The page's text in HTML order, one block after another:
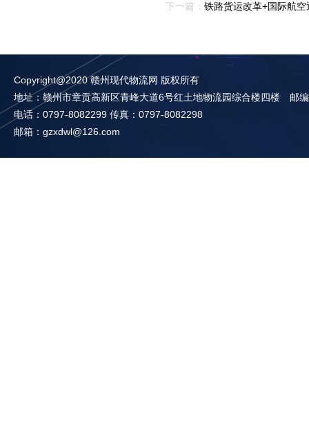
下一篇： 铁路货运改革+国际航
Copyright@2020 赣州现代物流网 版权所有
地址：赣州市章贡高新区青峰大道6号红土地物流园综合楼四楼 邮
电话：0797-8082299 传真：0797-8082298
邮箱：gzxdwl@126.com